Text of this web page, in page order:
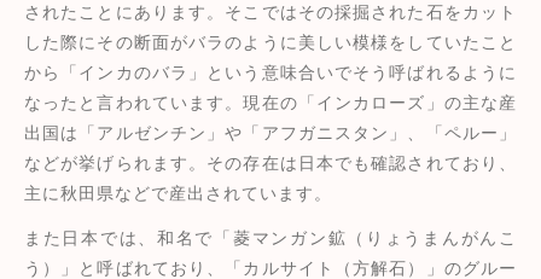
されたことにあります。そこではその採掘された石をカット
した際にその断面がバラのように美しい模様をしていたこと
から「インカのバラ」という意味合いでそう呼ばれるように
なったと言われています。現在の「インカローズ」の主な産
出国は「アルゼンチン」や「アフガニスタン」、「ペルー」
などが挙げられます。その存在は日本でも確認されており、
主に秋田県などで産出されています。
また日本では、和名で「菱マンガン鉱（りょうまんがんこ
う）」と呼ばれており、「カルサイト（方解石）」のグルー